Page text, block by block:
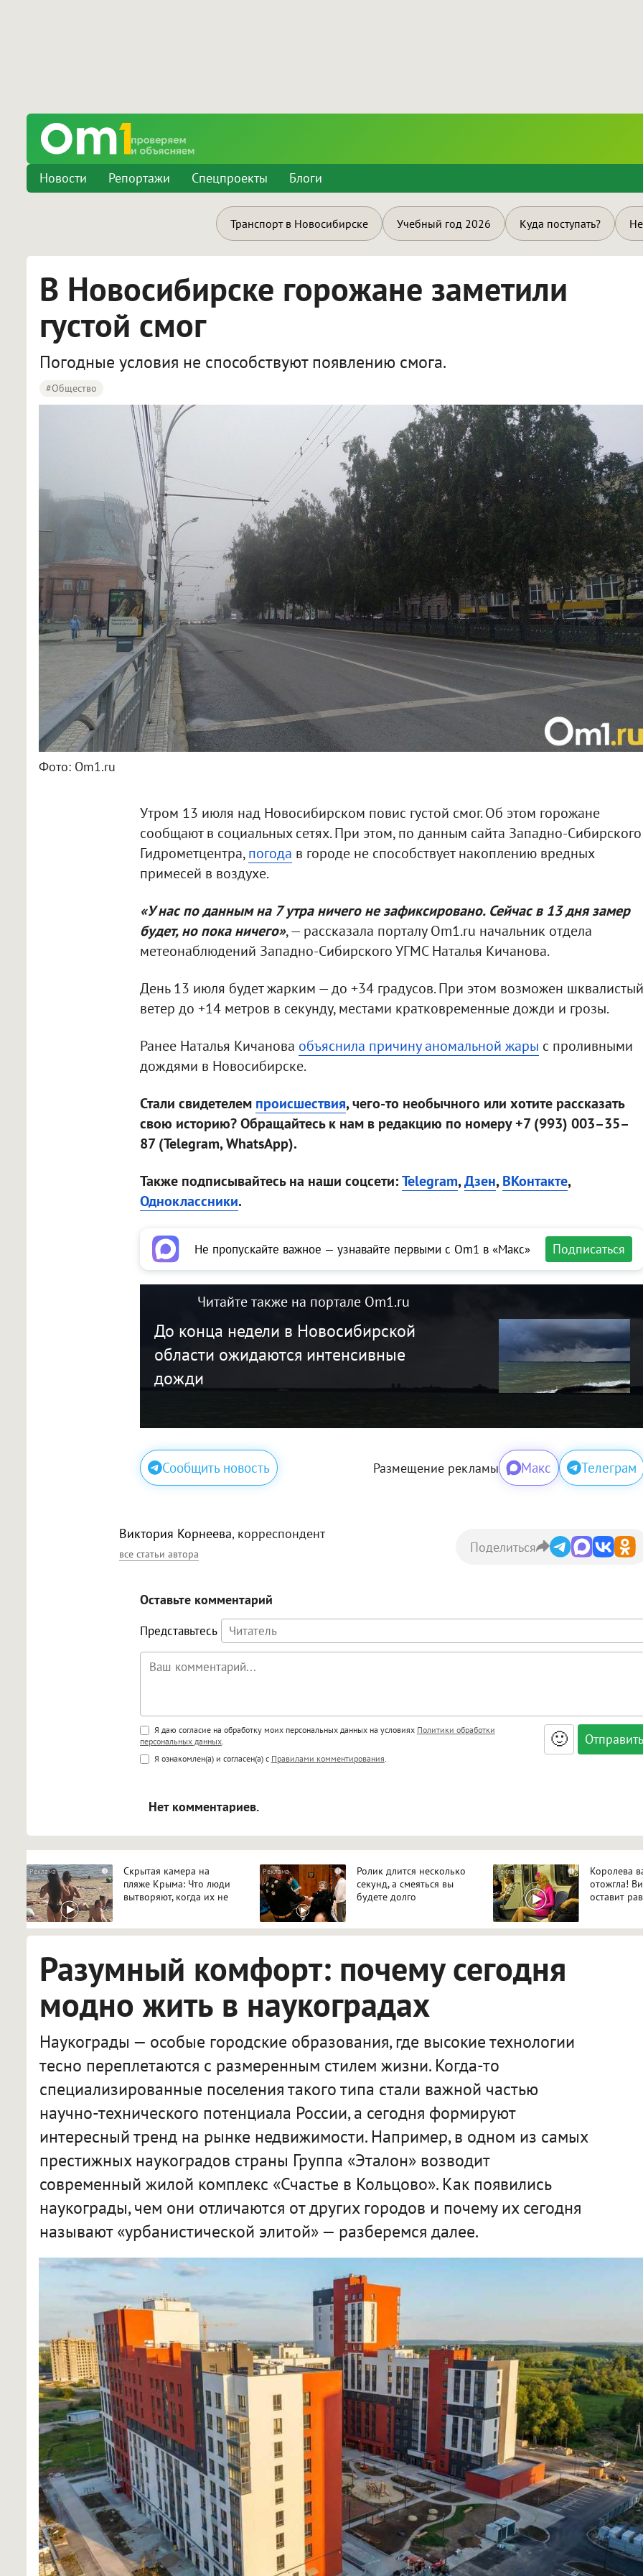
Новости Репортажи Спецпроекты Блоги
Транспорт в Новосибирске Учебный год 2026 Куда поступать?
В Новосибирске горожане заметили
густой смог
Погодные условия не способствуют появлению смога.
#Общество
Фото: Om1.ru
Утром 13 июля над Новосибирском повис густой смог. Об этом горожане
сообщают в социальных сетях. При этом, по данным сайта Западно-Сибирского
Гидрометцентра,погода в городе не способствует накоплению вредных
примесей в воздухе.
«У нас по данным на 7 утра ничего не зафиксировано. Сейчас в 13 дня замер
будет, но пока ничего», — рассказала порталу Om1.ru начальник отдела
метеонаблюдений Западно-Сибирского УГМС Наталья Кичанова.
День 13 июля будет жарким — до +34 градусов. При этом возможен шквалистый
ветер до +14 метров в секунду, местами кратковременные дожди и грозы.
Ранее Наталья Кичанова объяснила причину аномальной жары с проливными
дождями в Новосибирске.
Стали свидетелем происшествия, чего-то необычного или хотите рассказать
свою историю? Обращайтесь к нам в редакцию по номеру +7 (993) 003–35–
87 (Telegram, WhatsApp).
Также подписывайтесь на наши соцсети:Telegram,Дзен,ВКонтакте,
Одноклассники.
Не пропускайте важное — узнавайте первыми с Om1 в «Макс» Подписаться
Читайте также на портале Om1.ru
До конца недели в Новосибирской
области ожидаются интенсивные
дожди
Сообщить новость Размещение рекламы Макс Телеграм
Виктория Корнеева, корреспондент
все статьи автора Поделиться
Оставьте комментарий
Представьтесь
Поддержка HTML
<b>, <strong>, <u>, <i>, <em>, <s>, <big>, <small>, <sup>, <sub>, <pre>, <ul>, <ol>, <li>,
<blockquote>, <code> экранирует HTML, адреса URL автоматически становятся ссылками, и
Я даю согласие на обработку моих персональных данных на условиях Политики обработки
персональных данных.
Я ознакомлен(а) и согласен(а) с Правилами комментирования.
🙂
Нет комментариев.
i
Скрытая камера на
пляже Крыма: Что люди
вытворяют, когда их не
i
Ролик длится несколько
секунд, а смеяться вы
будете долго
i
Королева
отожгла!
оставит
Разумный комфорт: почему сегодня
модно жить в наукоградах
Наукограды — особые городские образования, где высокие технологии
тесно переплетаются с размеренным стилем жизни. Когда-то
специализированные поселения такого типа стали важной частью
научно-технического потенциала России, а сегодня формируют
интересный тренд на рынке недвижимости. Например, в одном из самых
престижных наукоградов страны Группа «Эталон» возводит
современный жилой комплекс «Счастье в Кольцово». Как появились
наукограды, чем они отличаются от других городов и почему их сегодня
называют «урбанистической элитой» — разберемся далее.